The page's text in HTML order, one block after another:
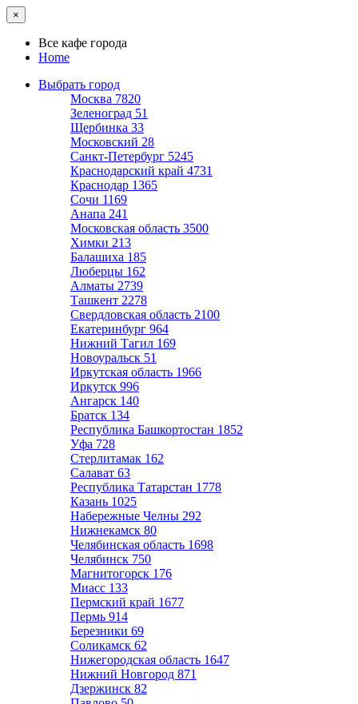
×
Все кафе города
Home
Выбрать город
Москва 7820
Зеленоград 51
Щербинка 33
Московский 28
Санкт-Петербург 5245
Краснодарский край 4731
Краснодар 1365
Сочи 1169
Анапа 241
Московская область 3500
Химки 213
Балашиха 185
Люберцы 162
Алматы 2739
Ташкент 2278
Свердловская область 2100
Екатеринбург 964
Нижний Тагил 169
Новоуральск 51
Иркутская область 1966
Иркутск 996
Ангарск 140
Братск 134
Республика Башкортостан 1852
Уфа 728
Стерлитамак 162
Салават 63
Республика Татарстан 1778
Казань 1025
Набережные Челны 292
Нижнекамск 80
Челябинская область 1698
Челябинск 750
Магнитогорск 176
Миасс 133
Пермский край 1677
Пермь 914
Березники 69
Соликамск 62
Нижегородская область 1647
Нижний Новгород 871
Дзержинск 82